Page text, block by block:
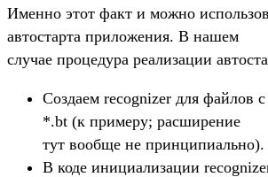
Именно этот факт и можно
автостарта приложения. В нашем
случае процедура реализации
Создаем recognizer для файлов
*.bt (к примеру; расширение
тут вообще не принципиально).
В коде инициализации